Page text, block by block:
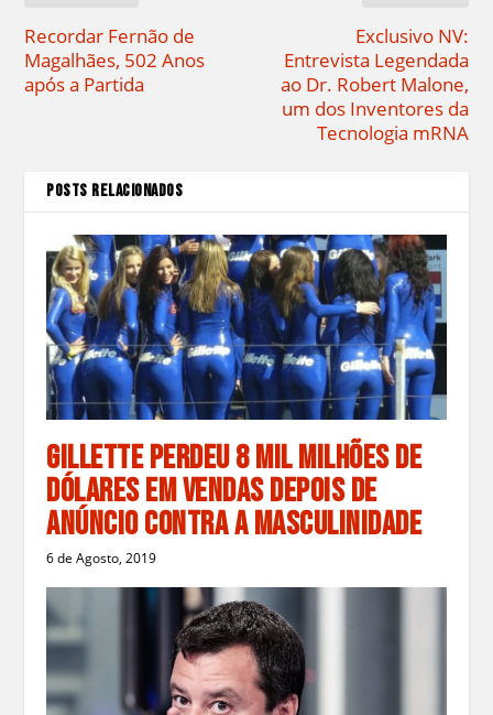
Recordar Fernão de
Magalhães, 502 Anos
após a Partida
Exclusivo NV:
Entrevista Legendada
ao Dr. Robert Malone,
um dos Inventores da
Tecnologia mRNA
POSTS RELACIONADOS
Gillette Perdeu 8 Mil Milhões de
Dólares em Vendas Depois de
Anúncio Contra a Masculinidade
6 de Agosto, 2019